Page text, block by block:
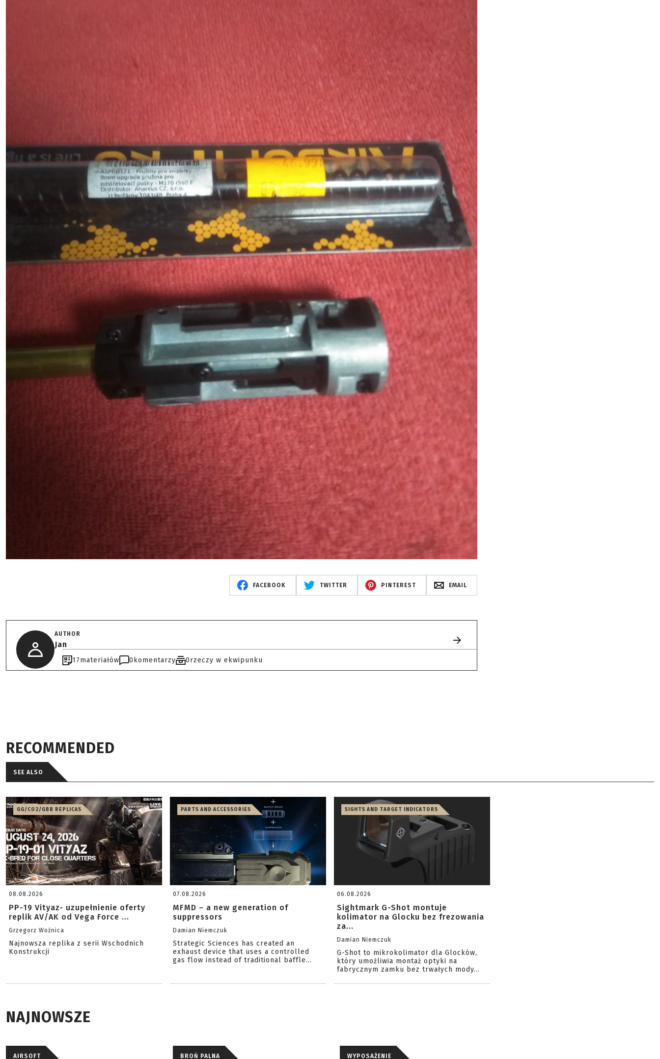
FACEBOOK TWITTER PINTEREST EMAIL
AUTHOR
Jan
17materiałów 0 komentarzy 0rzeczy w ekwipunku
RECOMMENDED
SEE ALSO
GG/CO2/GBB REPLICAS
08.08.2026
PP-19 Vityaz- uzupełnienie oferty
replik AV/AK od Vega Force ...
Grzegorz Woźnica
Najnowsza replika z serii Wschodnich
Konstrukcji
PARTS AND ACCESSORIES
07.08.2026
MFMD – a new generation of
suppressors
Damian Niemczuk
Strategic Sciences has created an
exhaust device that uses a controlled
gas flow instead of traditional baffle...
SIGHTS AND TARGET INDICATORS
06.08.2026
Sightmark G-Shot montuje
kolimator na Glocku bez frezowania
za...
Damian Niemczuk
G-Shot to mikrokolimator dla Glocków,
który umożliwia montaż optyki na
fabrycznym zamku bez trwałych mody...
NAJNOWSZE
AIRSOFT BROŃ PALNA WYPOSAŻENIE